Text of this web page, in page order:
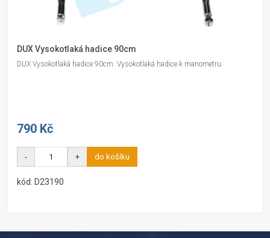
DUX Vysokotlaká hadice 90cm
DUX Vysokotlaká hadice 90cm. Vysokotlaká hadice k manometru.
790 Kč
- + do košíku
kód: D23190